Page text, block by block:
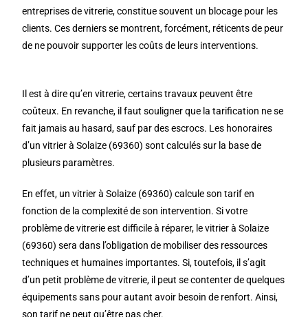
entreprises de vitrerie, constitue souvent un blocage pour les
clients. Ces derniers se montrent, forcément, réticents de peur
de ne pouvoir supporter les coûts de leurs interventions.
Il est à dire qu’en vitrerie, certains travaux peuvent être
coûteux. En revanche, il faut souligner que la tarification ne se
fait jamais au hasard, sauf par des escrocs. Les honoraires
d’un vitrier à Solaize (69360) sont calculés sur la base de
plusieurs paramètres.
En effet, un vitrier à Solaize (69360) calcule son tarif en
fonction de la complexité de son intervention. Si votre
problème de vitrerie est difficile à réparer, le vitrier à Solaize
(69360) sera dans l’obligation de mobiliser des ressources
techniques et humaines importantes. Si, toutefois, il s’agit
d’un petit problème de vitrerie, il peut se contenter de quelques
équipements sans pour autant avoir besoin de renfort. Ainsi,
son tarif ne peut qu’être pas cher.